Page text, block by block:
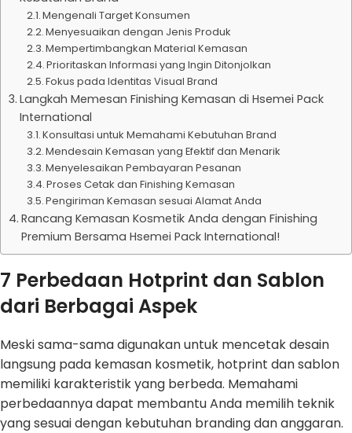
Mengenali Target Konsumen
Menyesuaikan dengan Jenis Produk
Mempertimbangkan Material Kemasan
Prioritaskan Informasi yang Ingin Ditonjolkan
Fokus pada Identitas Visual Brand
Langkah Memesan Finishing Kemasan di Hsemei Pack
International
Konsultasi untuk Memahami Kebutuhan Brand
Mendesain Kemasan yang Efektif dan Menarik
Menyelesaikan Pembayaran Pesanan
Proses Cetak dan Finishing Kemasan
Pengiriman Kemasan sesuai Alamat Anda
Rancang Kemasan Kosmetik Anda dengan Finishing
Premium Bersama Hsemei Pack International!
7 Perbedaan Hotprint dan Sablon
dari Berbagai Aspek
Meski sama-sama digunakan untuk mencetak desain
langsung pada kemasan kosmetik, hotprint dan sablon
memiliki karakteristik yang berbeda. Memahami
perbedaannya dapat membantu Anda memilih teknik
yang sesuai dengan kebutuhan branding dan anggaran.